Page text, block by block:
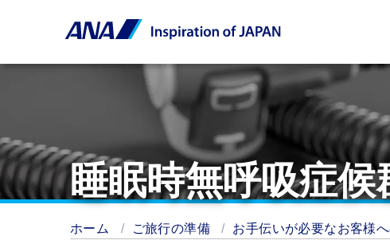
睡眠時無呼吸症候
ホーム ご旅行の準備 お手伝いが必要なお客様